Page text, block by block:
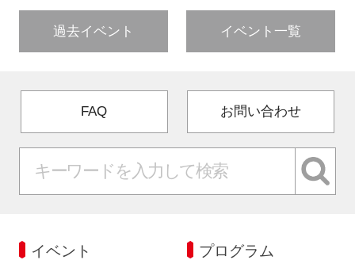
過去イベント イベント一覧
FAQ お問い合わせ
イベント プログラム